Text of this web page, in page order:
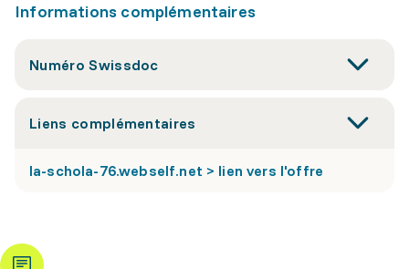
Informations complémentaires
Numéro Swissdoc
Liens complémentaires
la-schola-76.webself.net > lien vers l'offre